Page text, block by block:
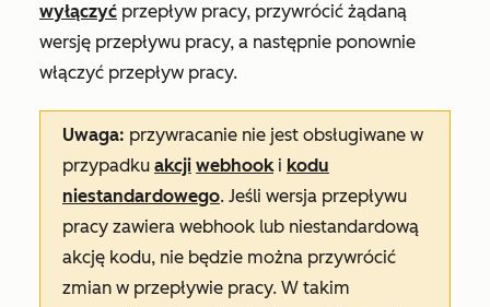
wyłączyć przepływ pracy, przywrócić żądaną
wersję przepływu pracy, a następnie ponownie
włączyć przepływ pracy.
Uwaga: przywracanie nie jest obsługiwane w
przypadku akcji webhooki kodu
niestandardowego. Jeśli wersja przepływu
pracy zawiera webhook lub niestandardową
akcję kodu, nie będzie można przywrócić
zmian w przepływie pracy. W takim